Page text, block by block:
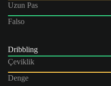
Uzun Pas
Falso
Dribbling
Çeviklik
Denge